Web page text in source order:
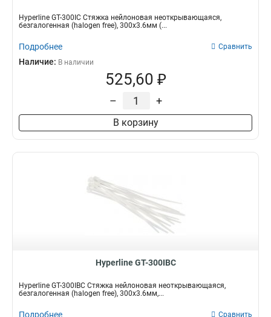
Hyperline GT-300IC Стяжка нейлоновая неоткрывающаяся,
безгалогенная (halogen free), 300x3.6мм (...
Подробнее Сравнить
Наличие: В наличии
525,60 ₽
– +
В корзину
Hyperline GT-300IBC
Hyperline GT-300IBC Стяжка нейлоновая неоткрывающаяся,
безгалогенная (halogen free), 300x3.6мм,...
Подробнее Сравнить